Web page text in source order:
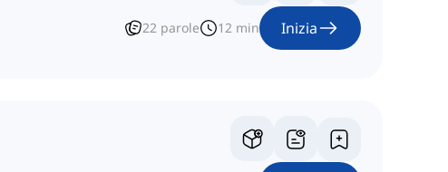
22 parole 12 min Inizia